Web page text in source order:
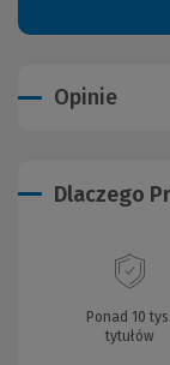
Opinie
Dlaczego
Ponad 10 tys.
tytułów